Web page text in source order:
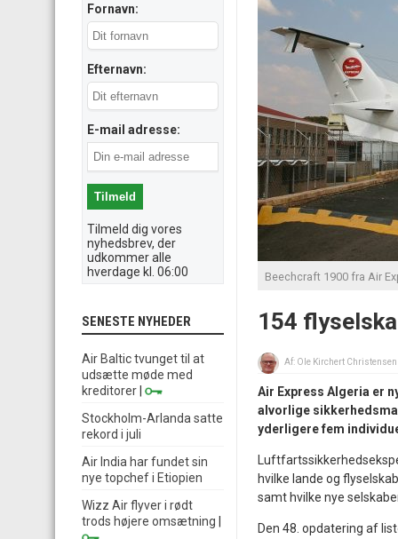
Beechcraft 1900 fra Air
154
Af: Ole Kirchert Christensen
Air Express Algeria er
alvorlige
yderligere fem
hvilke lande og
samt hvilke nye
Den 48. opdatering af
Fornavn:
Efternavn:
E-mail adresse:
Tilmeld dig vores
nyhedsbrev, der
udkommer alle
hverdage kl. 06:00
SENESTE NYHEDER
Air Baltic tvunget til at
udsætte møde med
kreditorer
Stockholm-Arlanda satte
rekord i juli
Air India har fundet sin
nye topchef i Etiopien
Wizz Air flyver i rødt
trods højere omsætning